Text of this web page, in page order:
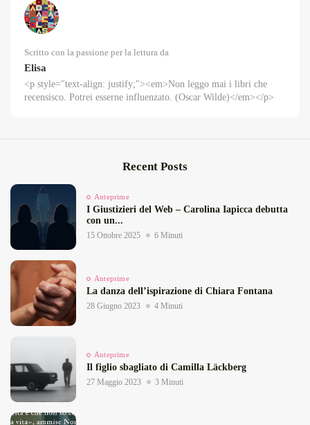
Scritto con la passione per la lettura da
Elisa
<p style="text-align: justify;"><em>Non leggo mai i libri che
recensisco. Potrei esserne influenzato. (Oscar Wilde)</em></p>
Recent Posts
Anteprime
I Giustizieri del Web – Carolina Iapicca debutta
con un...
15 Ottobre 2025 6 Minuti
Anteprime
La danza dell’ispirazione di Chiara Fontana
28 Giugno 2023 4 Minuti
Anteprime
Il figlio sbagliato di Camilla Läckberg
27 Maggio 2023 3 Minuti